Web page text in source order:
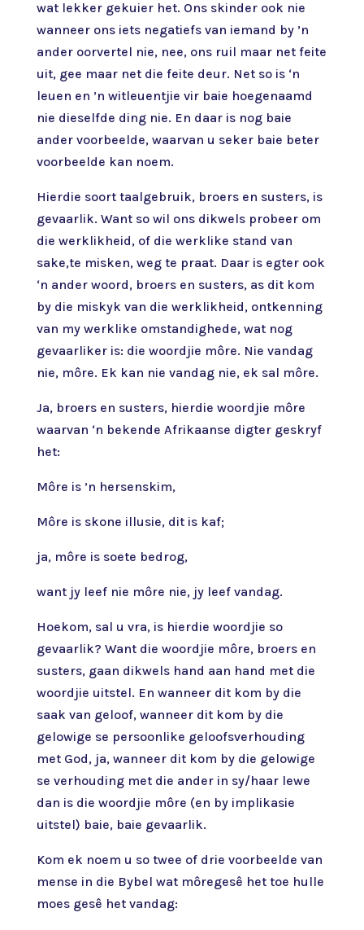
wat lekker gekuier het. Ons skinder ook nie
wanneer ons iets negatiefs van iemand by ’n
ander oorvertel nie, nee, ons ruil maar net feite
uit, gee maar net die feite deur. Net so is ‘n
leuen en ’n witleuentjie vir baie hoegenaamd
nie dieselfde ding nie. En daar is nog baie
ander voorbeelde, waarvan u seker baie beter
voorbeelde kan noem.
Hierdie soort taalgebruik, broers en susters, is
gevaarlik. Want so wil ons dikwels probeer om
die werklikheid, of die werklike stand van
sake,te misken, weg te praat. Daar is egter ook
‘n ander woord, broers en susters, as dit kom
by die miskyk van die werklikheid, ontkenning
van my werklike omstandighede, wat nog
gevaarliker is: die woordjie môre. Nie vandag
nie, môre. Ek kan nie vandag nie, ek sal môre.
Ja, broers en susters, hierdie woordjie môre
waarvan ‘n bekende Afrikaanse digter geskryf
het:
Môre is ’n hersenskim,
Môre is skone illusie, dit is kaf;
ja, môre is soete bedrog,
want jy leef nie môre nie, jy leef vandag.
Hoekom, sal u vra, is hierdie woordjie so
gevaarlik? Want die woordjie môre, broers en
susters, gaan dikwels hand aan hand met die
woordjie uitstel. En wanneer dit kom by die
saak van geloof, wanneer dit kom by die
gelowige se persoonlike geloofsverhouding
met God, ja, wanneer dit kom by die gelowige
se verhouding met die ander in sy/haar lewe
dan is die woordjie môre (en by implikasie
uitstel) baie, baie gevaarlik.
Kom ek noem u so twee of drie voorbeelde van
mense in die Bybel wat môregesê het toe hulle
moes gesê het vandag: